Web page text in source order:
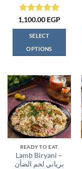
Rated5
out of 5
1,100.00 EGP
SELECT
OPTIONS
has
multiple
variants.
The
options
may
be
chosen
on
READY TO EAT
Lamb Biryani –
برياني لحم الضأن